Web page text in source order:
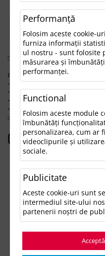
0 rezultate pentru:
Pentru a găsi produsul dorit,
• Verifică dacă ai scris corect
• Încearcă să foloseşti sinonime.
• Încearcă din nou, folosind o
• Ne poţi contacta telefonic la
office@updateadv.ro şi te
Categorii populare
Accesorii birou
Accesorii mancare si bautura
Accesorii Tech si Gadgeturi
Haine de Munca
Imbracaminte si Accesorii
Lifestyle si Timp Liber
Ocazii și Evenimente Tematice
Performanţă
Folosim aceste cookie-
furniza informații
ul nostru - sunt folosite
măsurarea și
performanței.
Functional
Folosim aceste module
îmbunătăți
personalizarea, cum ar
videoclipurile și
sociale.
Publicitate
Aceste cookie-uri sunt
intermediul site-ului
partenerii noștri de